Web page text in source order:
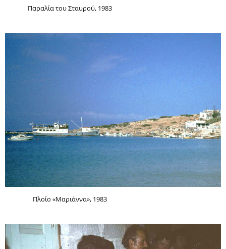
Παραλία του Σταυρού, 1983
Πλοίο «Μαριάννα», 1983